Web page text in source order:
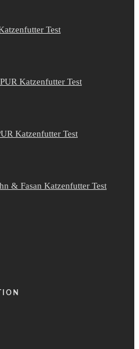
Test
Katzenfutter Test
Katzenfutter Test
& Fasan Katzenfutter Test